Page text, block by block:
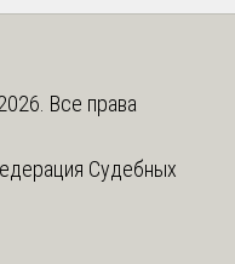
Все права
Судебных